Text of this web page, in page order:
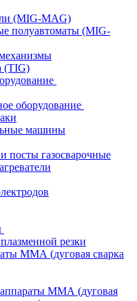
(MIG-MAG)
полуавтоматы (MIG-
(TIG)
оборудование
машины
посты газосварочные
резки
ММА (дуговая сварка
ММА (дуговая